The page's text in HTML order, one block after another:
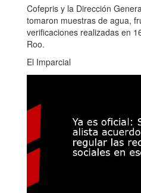
Cofepris y la Dirección
tomaron muestras de agua,
verificaciones realizadas en
Roo.
El Imparcial